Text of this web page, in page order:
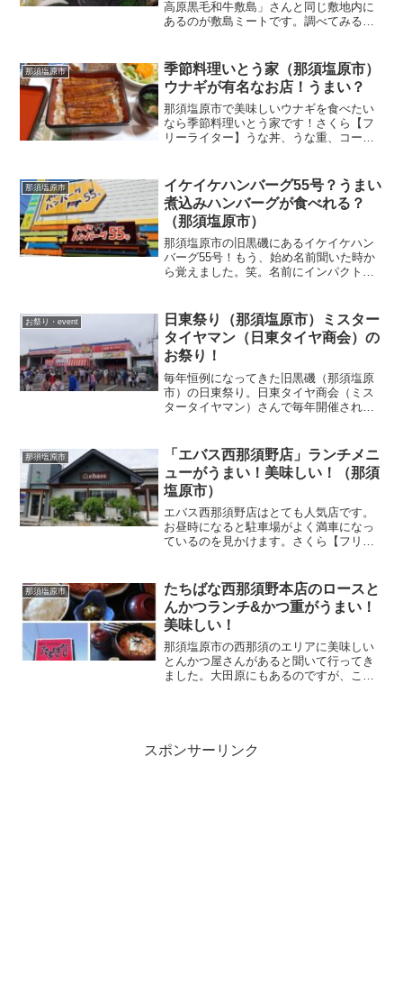
高原黒毛和牛敷島」さんと同じ敷地内に
あるのが敷島ミートです。調べてみると
外観です！高級感漂いますね～。のれん
みたいなものに記載があっ...
那須塩原市
季節料理いとう家（那須塩原市）
ウナギが有名なお店！うまい？
那須塩原市で美味しいウナギを食べたい
なら季節料理いとう家です！さくら【フ
リーライター】うな丼、うな重、コース
理いとう家（那須塩原市）西那須野駅付
近を車で走っているとこん...
那須塩原市
イケイケハンバーグ55号？うまい
煮込みハンバーグが食べれる？
（那須塩原市）
那須塩原市の旧黒磯にあるイケイケハン
バーグ55号！もう、始め名前聞いた時か
ら覚えました。笑。名前にインパクトが
ンバーグ55号！？煮込み系ハンバーグ
店！？まあ、写真でまと...
お祭り・event
日東祭り（那須塩原市）ミスター
タイヤマン（日東タイヤ商会）の
お祭り！
毎年恒例になってきた旧黒磯（那須塩原
市）の日東祭り。日東タイヤ商会（ミス
タータイヤマン）さんで毎年開催されま
須塩原市）毎回大賑わいです。受付を済
ますと無料の食べ物券も貰...
那須塩原市
「エバス西那須野店」ランチメニ
ューがうまい！美味しい！（那須
塩原市）
エバス西那須野店はとても人気店です。
お昼時になると駐車場がよく満車になっ
ているのを見かけます。さくら【フリー
エバス西那須店は子連れもおすすめで
す。ちなみに西那須エリアで...
那須塩原市
たちばな西那須野本店のロースと
んかつランチ&かつ重がうまい！
美味しい！
那須塩原市の西那須のエリアに美味しい
とんかつ屋さんがあると聞いて行ってき
ました。大田原にもあるのですが、この
スポンサーリンク